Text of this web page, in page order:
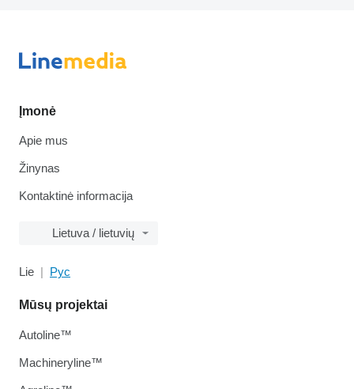
Įmonė
Apie mus
Žinynas
Kontaktinė informacija
Lietuva / lietuvių
Lie Рус
Mūsų projektai
Autoline™
Machineryline™